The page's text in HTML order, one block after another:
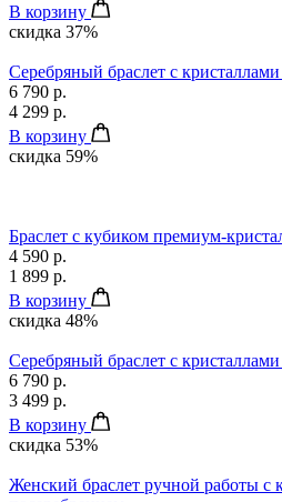
В корзину
скидка 37%
Серебряный браслет с
6 790 р.
4 299 р.
В корзину
скидка 59%
Браслет с кубиком премиум-
4 590 р.
1 899 р.
В корзину
скидка 48%
Серебряный браслет с
6 790 р.
3 499 р.
В корзину
скидка 53%
Женский браслет ручной работы с